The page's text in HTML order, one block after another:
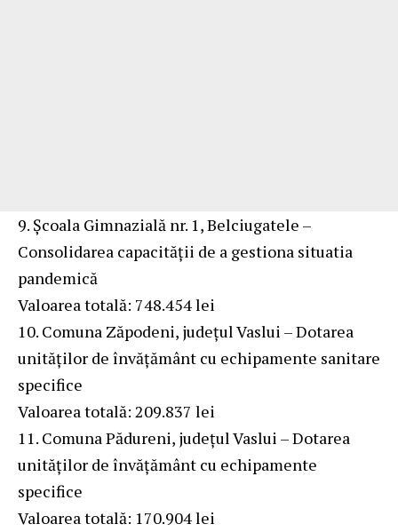
9. Școala Gimnazială nr. 1, Belciugatele –
Consolidarea capacității de a gestiona situatia
pandemică
Valoarea totală: 748.454 lei
10. Comuna Zăpodeni, județul Vaslui – Dotarea
unităților de învățământ cu echipamente sanitare
specifice
Valoarea totală: 209.837 lei
11. Comuna Pădureni, județul Vaslui – Dotarea
unităților de învățământ cu echipamente
specifice
Valoarea totală: 170.904 lei